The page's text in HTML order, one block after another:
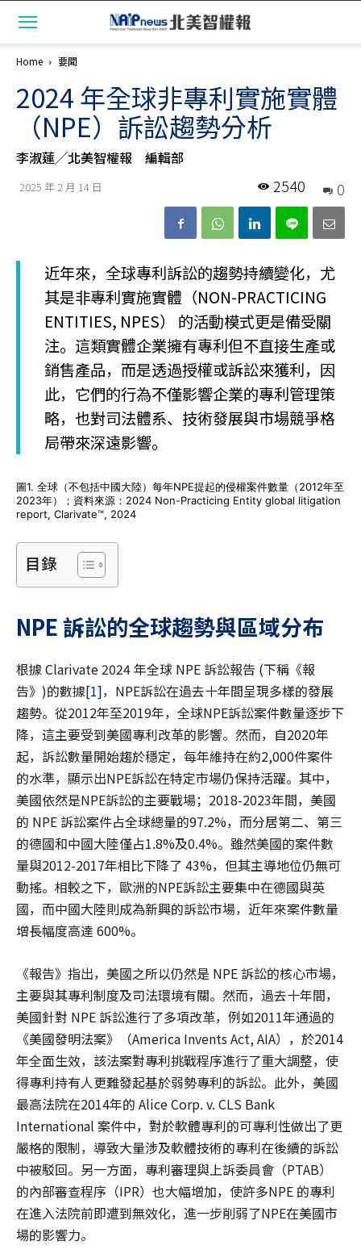
Home 要聞
2024 年全球非專利實施實體
（NPE）訴訟趨勢分析
李淑蓮╱北美智權報 編輯部
2025 年 2 月 14 日 0
2540
近年來，全球專利訴訟的趨勢持續變化，尤
其是非專利實施實體（NON-PRACTICING
ENTITIES, NPES） 的活動模式更是備受關
注。這類實體企業擁有專利但不直接生產或
銷售產品，而是透過授權或訴訟來獲利，因
此，它們的行為不僅影響企業的專利管理策
略，也對司法體系、技術發展與市場競爭格
局帶來深遠影響。
圖1. 全球（不包括中國大陸）每年NPE提起的侵權案件數量（2012年至
2023年）；資料來源：2024 Non-Practicing Entity global litigation
report, Clarivate™, 2024
目錄
NPE訴訟的全球趨勢與區域分布
根據 Clarivate 2024 年全球 NPE 訴訟報告 (下稱《報
告》)的數據[1]，NPE訴訟在過去十年間呈現多樣的發展
趨勢。從2012年至2019年，全球NPE訴訟案件數量逐步下
降，這主要受到美國專利改革的影響。然而，自2020年
起，訴訟數量開始趨於穩定，每年維持在約2,000件案件
的水準，顯示出NPE訴訟在特定市場仍保持活躍。其中，
美國依然是NPE訴訟的主要戰場；2018-2023年間，美國
的 NPE 訴訟案件占全球總量的97.2%，而分居第二、第三
的德國和中國大陸僅占1.8%及0.4%。雖然美國的案件數
量與2012-2017年相比下降了 43%，但其主導地位仍無可
動搖。相較之下，歐洲的NPE訴訟主要集中在德國與英
國，而中國大陸則成為新興的訴訟市場，近年來案件數量
增長幅度高達 600%。
《報告》指出，美國之所以仍然是 NPE 訴訟的核心市場，
主要與其專利制度及司法環境有關。然而，過去十年間，
美國針對 NPE 訴訟進行了多項改革，例如2011年通過的
《美國發明法案》（America Invents Act, AIA），於2014
年全面生效，該法案對專利挑戰程序進行了重大調整，使
得專利持有人更難發起基於弱勢專利的訴訟。此外，美國
最高法院在2014年的 Alice Corp. v. CLS Bank
International 案件中，對於軟體專利的可專利性做出了更
嚴格的限制，導致大量涉及軟體技術的專利在後續的訴訟
中被駁回。另一方面，專利審理與上訴委員會（PTAB）
的內部審查程序（IPR）也大幅增加，使許多NPE 的專利
在進入法院前即遭到無效化，進一步削弱了NPE在美國市
場的影響力。